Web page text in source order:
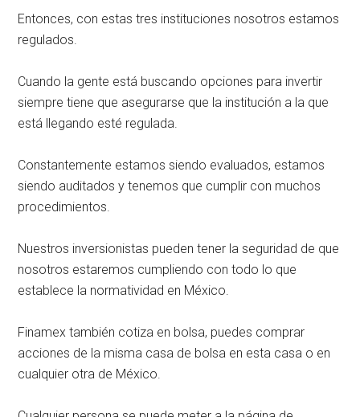
Entonces, con estas tres instituciones nosotros estamos
regulados.
Cuando la gente está buscando opciones para invertir
siempre tiene que asegurarse que la institución a la que
está llegando esté regulada.
Constantemente estamos siendo evaluados, estamos
siendo auditados y tenemos que cumplir con muchos
procedimientos.
Nuestros inversionistas pueden tener la seguridad de que
nosotros estaremos cumpliendo con todo lo que
establece la normatividad en México.
Finamex también cotiza en bolsa, puedes comprar
acciones de la misma casa de bolsa en esta casa o en
cualquier otra de México.